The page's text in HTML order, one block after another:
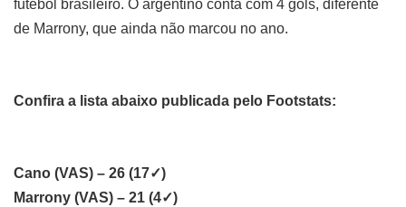
futebol brasileiro. O argentino conta com 4 gols, diferente
de Marrony, que ainda não marcou no ano.
Confira a lista abaixo publicada pelo Footstats:
Cano (VAS) – 26 (17✓)
Marrony (VAS) – 21 (4✓)